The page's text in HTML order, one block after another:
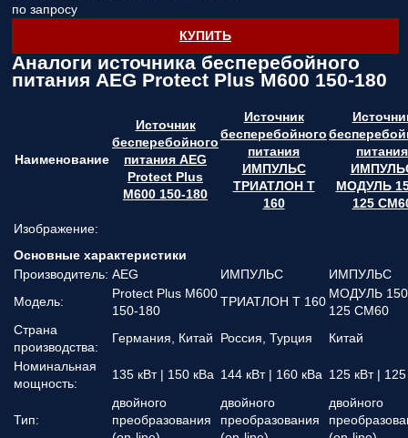
по запросу
КУПИТЬ
Аналоги источника бесперебойного
питания AEG Protect Plus M600 150-180
Наименование
Источник
бесперебойного
питания AEG
Protect Plus
M600 150-180
Источник
бесперебойного
питания
ИМПУЛЬС
ТРИАТЛОН Т
160
питания
МОДУЛЬ
125
Изображение:
Основные характеристики
Производитель: AEG ИМПУЛЬС
ИМПУЛЬС
Модель:
Protect Plus M600
150-180
ТРИАТЛОН Т 160
МОДУЛЬ
125 СМ60
Страна
производства:
Германия, Китай Россия, Турция
Китай
Номинальная
мощность:
135 кВт | 150 кВа 144 кВт | 160 кВа 125 кВт |
Тип:
двойного
преобразования
двойного
преобразования
двойного